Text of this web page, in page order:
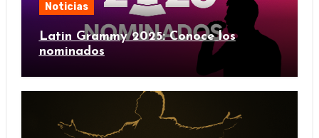
Noticias
Latin Grammy 2025: Conoce los
nominados